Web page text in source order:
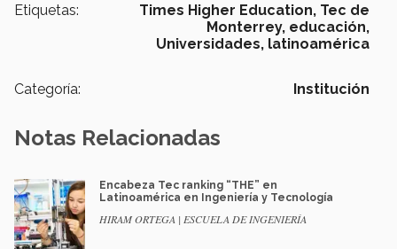
Etiquetas: Times Higher Education, Tec de
Monterrey, educación,
Universidades, latinoamérica
Categoría: Institución
Notas Relacionadas
Encabeza Tec ranking “THE” en
Latinoamérica en Ingeniería y Tecnología
HIRAM ORTEGA | ESCUELA DE INGENIERÍA